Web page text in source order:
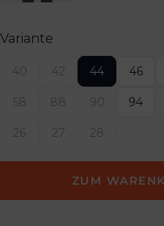
Variante
40 42 44 46
58 88 90 94
26 27 28
ZUM